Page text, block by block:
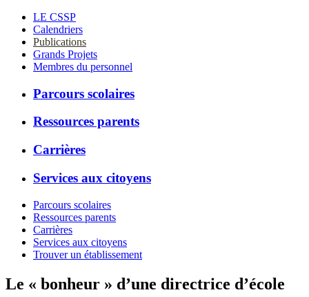
LE CSSP
Calendriers
Publications
Grands Projets
Membres du personnel
Parcours scolaires
Ressources parents
Carrières
Services aux citoyens
Parcours scolaires
Ressources parents
Carrières
Services aux citoyens
Trouver un établissement
Le « bonheur » d’une directrice d’école